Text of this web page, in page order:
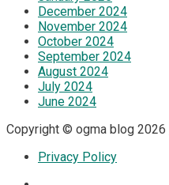
December 2024
November 2024
October 2024
September 2024
August 2024
July 2024
June 2024
Copyright © ogma blog 2026
Privacy Policy